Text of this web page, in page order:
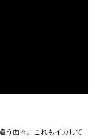
う面々。これもイカして